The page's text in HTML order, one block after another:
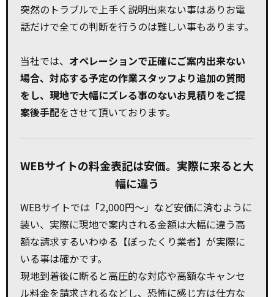
突然のトラブルで上手く説明出来ない事はありお電
話だけで全ての判断を行うのは難しい事もあります。
当社では、 オペレーションで正確にご案内出来ない
場合、対応する予定の作業スタッフより追加の質問
をし、現地で大幅にズレる事のないお見積りをご提
案後手配をさせて頂いております。
WEBサイトの料金表記は安価。実際に来ると大
幅に違う
WEBサイトでは「2,000円～」など安価に済むように
装い、実際に現地で案内される金額は大幅に違う高
額な請求するいわゆる【ぼったくり業者】が実際に
いる事は確かです。
現地到着後に断ると高圧的な対応や高額なキャンセ
ル料金を請求されるなどし、恐怖に感じ方は仕方な